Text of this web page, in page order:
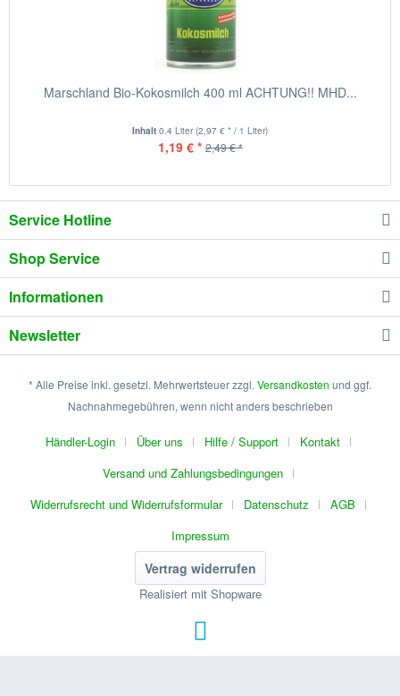
Marschland Bio-Kokosmilch 400 ml ACHTUNG!! MHD...
Inhalt 0.4 Liter(2,97 € * / 1 Liter)
1,19 € * 2,49 € *
Service Hotline
Shop Service
Informationen
Newsletter
* Alle Preise inkl. gesetzl. Mehrwertsteuer zzgl. Versandkosten und ggf.
Nachnahmegebühren, wenn nicht anders beschrieben
Händler-Login Über uns Hilfe / Support
Kontakt
Versand und Zahlungsbedingungen
Widerrufsrecht und Widerrufsformular
Datenschutz
AGB
Impressum
Vertrag widerrufen
Realisiert mit Shopware